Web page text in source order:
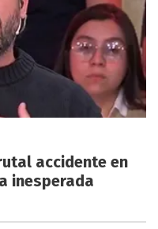
accidente en
inesperada